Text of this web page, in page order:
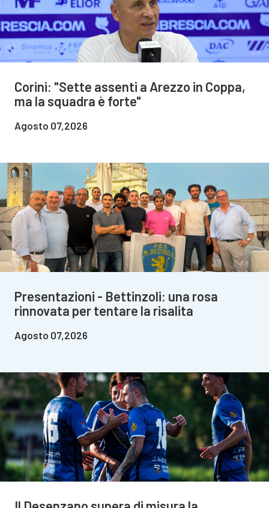
Corini: "Sette assenti a Arezzo in Coppa,
ma la squadra è forte"
Agosto 07,2026
Presentazioni - Bettinzoli: una rosa
rinnovata per tentare la risalita
Agosto 07,2026